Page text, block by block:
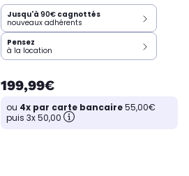
Jusqu'à 90€ cagnottés
nouveaux adhérents
Pensez
à la location
199,99€
ou 4x par carte bancaire55,00€
puis 3x 50,00